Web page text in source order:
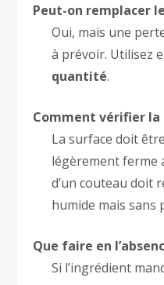
Peut-on remplacer
Oui, mais une
à prévoir. Utilisez
quantité.
Comment vérifier la
La surface doit
légèrement ferme
d’un couteau doit
humide mais sans
Que faire en
Si l’ingrédient